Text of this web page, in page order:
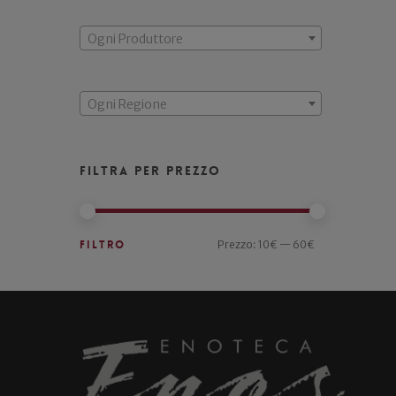
Ogni Produttore
Ogni Regione
Filtra per prezzo
Filtro Prezzo: 10€ — 60€